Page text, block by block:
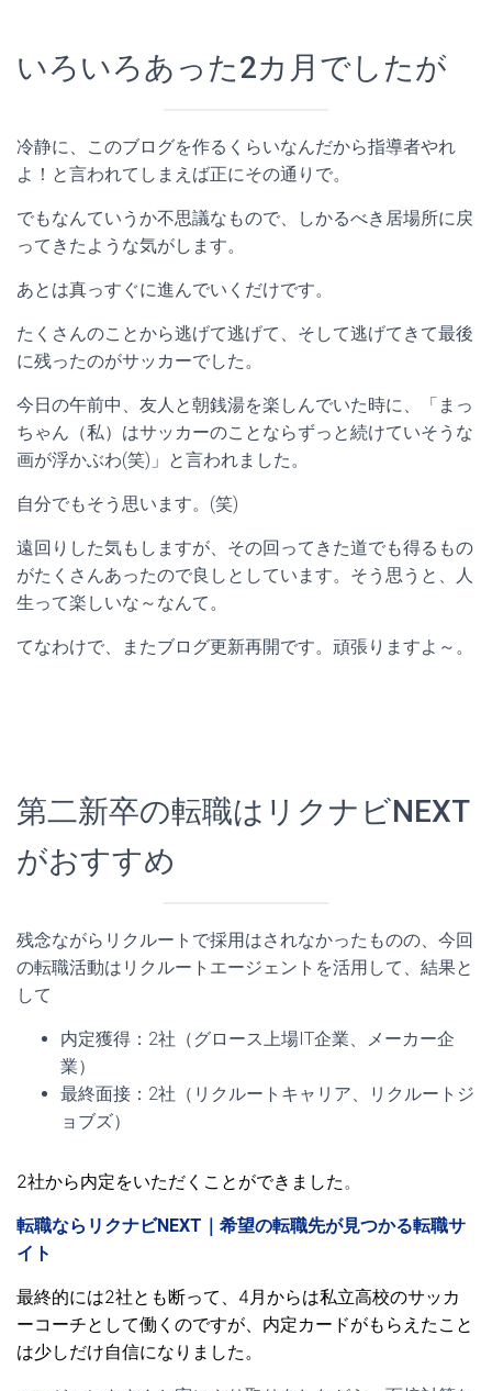
いろいろあった2カ月でしたが
冷静に、このブログを作るくらいなんだから指導者やれ
よ！と言われてしまえば正にその通りで。
でもなんていうか不思議なもので、しかるべき居場所に戻
ってきたような気がします。
あとは真っすぐに進んでいくだけです。
たくさんのことから逃げて逃げて、そして逃げてきて最後
に残ったのがサッカーでした。
今日の午前中、友人と朝銭湯を楽しんでいた時に、「まっ
ちゃん（私）はサッカーのことならずっと続けていそうな
画が浮かぶわ(笑)」と言われました。
自分でもそう思います。(笑)
遠回りした気もしますが、その回ってきた道でも得るもの
がたくさんあったので良しとしています。そう思うと、人
生って楽しいな～なんて。
てなわけで、またブログ更新再開です。頑張りますよ～。
第二新卒の転職はリクナビNEXT
がおすすめ
残念ながらリクルートで採用はされなかったものの、今回
の転職活動はリクルートエージェントを活用して、結果と
して
内定獲得：2社（グロース上場IT企業、メーカー企
業）
最終面接：2社（リクルートキャリア、リクルートジ
ョブズ）
2社から内定をいただくことができました 。
転職ならリクナビNEXT｜希望の転職先が見つかる転職サ
イト
最終的には2社とも断って、4月からは私立高校のサッカ
ーコーチとして働くのですが、内定カードがもらえたこと
は少しだけ自信になりました。